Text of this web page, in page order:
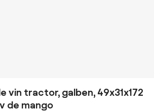
vin tractor, galben, 49x31x172
de mango